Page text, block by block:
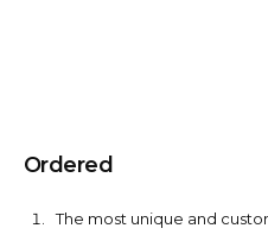
Ordered
The most unique and